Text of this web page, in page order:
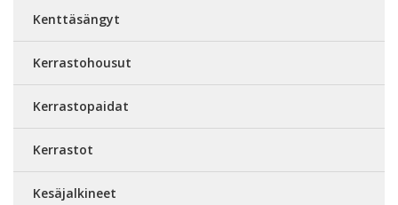
Kenttäsängyt
Kerrastohousut
Kerrastopaidat
Kerrastot
Kesäjalkineet